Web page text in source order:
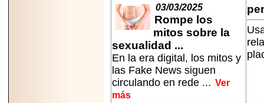
03/03/2025
Rompe los
mitos sobre la
sexualidad ...
En la era digital, los mitos y
las Fake News siguen
circulando en rede ... Ver
más